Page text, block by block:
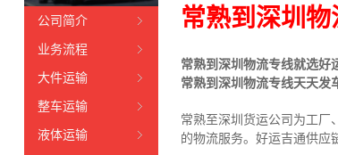
常熟到深圳物
常熟到深圳物流专线就选好
常熟到深圳物流专线天天发
常熟至深圳货运公司为工厂
的物流服务。好运吉通供应
公司简介
业务流程
大件运输
整车运输
液体运输